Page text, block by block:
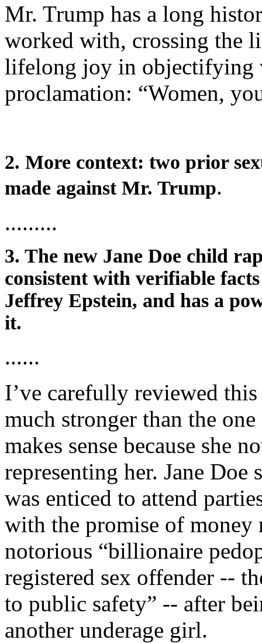
Mr. Trump has a long
worked with, crossing the
lifelong joy in objectifying
proclamation: “Women,
2. More context: two prior
made against Mr. Trump.
.........
3. The new Jane Doe child
consistent with verifiable
Jeffrey Epstein, and has a
it.
......
I’ve carefully reviewed
much stronger than the
makes sense because she
representing her. Jane Doe
was enticed to attend
with the promise of
notorious “billionaire
registered sex offender --
to public safety” -- after
another underage girl.